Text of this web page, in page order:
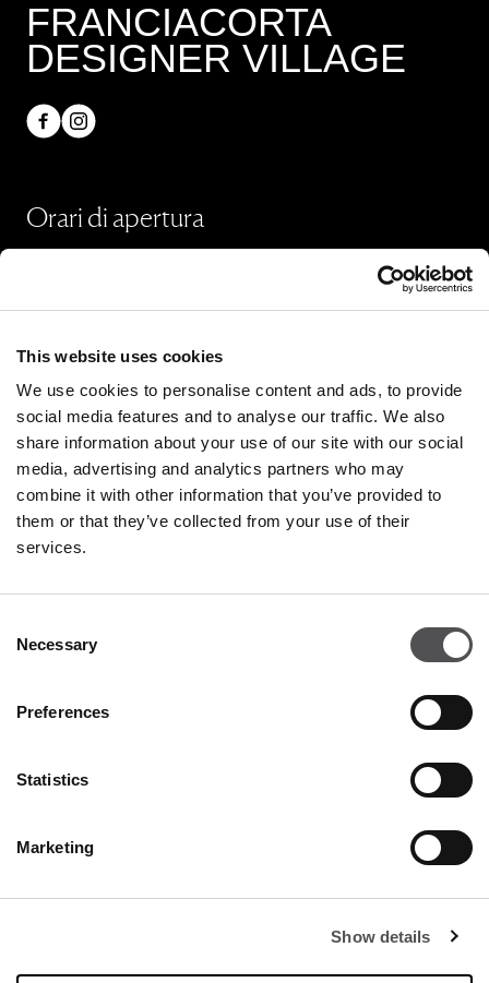
This website uses cookies
We use cookies to personalise content and ads, to provide
social media features and to analyse our traffic. We also
share information about your use of our site with our social
media, advertising and analytics partners who may
combine it with other information that you’ve provided to
them or that they’ve collected from your use of their
services.
Selection
Necessary
Preferences
Statistics
Marketing
Show details
FRANCIACORTA
DESIGNER VILLAGE
Orari di apertura
Ristoranti & Caffé
Lunedì - Giovedì 09:00 - 20:30
Venerdì - Domenica 09:00 - 21:00
Orari di apertura in dettaglio
Piazza Cascina Moie 1/2
+39 0306810364
Leasing